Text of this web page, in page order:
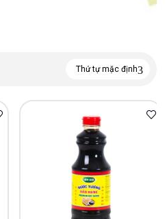
Thứ tự mặc định